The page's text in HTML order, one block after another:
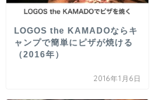
LOGOS the KAMADOならキ
ャンプで簡単にピザが焼ける
（2016年）
2016年1月6日